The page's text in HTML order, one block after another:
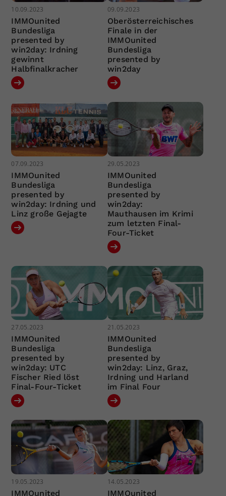
10.09.2023
IMMOunited
Bundesliga
presented by
win2day: Irdning
gewinnt
Halbfinalkracher
09.09.2023
Oberösterreichisches
Finale in der
IMMOunited
Bundesliga
presented by
win2day
07.09.2023
IMMOunited
Bundesliga
presented by
win2day: Irdning und
Linz große Gejagte
29.05.2023
IMMOunited
Bundesliga
presented by
win2day:
Mauthausen im Krimi
zum letzten Final-
Four-Ticket
27.05.2023
IMMOunited
Bundesliga
presented by
win2day: UTC
Fischer Ried löst
Final-Four-Ticket
21.05.2023
IMMOunited
Bundesliga
presented by
win2day: Linz, Graz,
Irdning und Harland
im Final Four
19.05.2023
IMMOunited
14.05.2023
IMMOunited